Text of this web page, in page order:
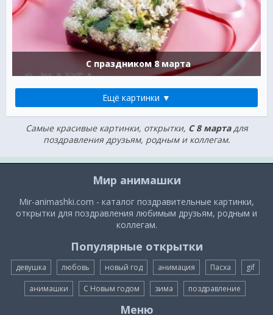
С праздником 8 марта
Ещё картинки ▼
Самые красивые картинки, открытки, C 8 мартадля
поздравления друзьям, родным и коллегам.
Мир анимашки
Mir-animashki.com - каталог поздравительные картинки,
открытки для поздравления любимым друзьям, родным и
коллегам.
Популярные открытки
девушка любовь новый год анимация Пасха gif
анимашки С Новым годом зима поздравление
Меню